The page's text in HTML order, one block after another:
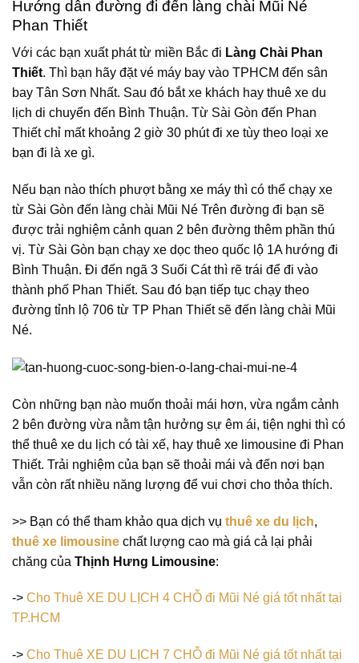
Hướng dẫn đường đi đến làng chài Mũi Né
Phan Thiết
Với các bạn xuất phát từ miền Bắc đi Làng Chài Phan
Thiết. Thì bạn hãy đặt vé máy bay vào TPHCM đến sân
bay Tân Sơn Nhất. Sau đó bắt xe khách hay thuê xe du
lịch di chuyển đến Bình Thuận. Từ Sài Gòn đến Phan
Thiết chỉ mất khoảng 2 giờ 30 phút đi xe tùy theo loại xe
bạn đi là xe gì.
Nếu bạn nào thích phượt bằng xe máy thì có thể chạy xe
từ Sài Gòn đến làng chài Mũi Né Trên đường đi bạn sẽ
được trải nghiệm cảnh quan 2 bên đường thêm phần thú
vị. Từ Sài Gòn bạn chạy xe dọc theo quốc lộ 1A hướng đi
Bình Thuận. Đi đến ngã 3 Suối Cát thì rẽ trái để đi vào
thành phố Phan Thiết. Sau đó bạn tiếp tục chạy theo
đường tỉnh lộ 706 từ TP Phan Thiết sẽ đến làng chài Mũi
Né.
Còn những bạn nào muốn thoải mái hơn, vừa ngắm cảnh
2 bên đường vừa nằm tận hưởng sự êm ái, tiện nghi thì có
thể thuê xe du lịch có tài xế, hay thuê xe limousine đi Phan
Thiết. Trải nghiệm của bạn sẽ thoải mái và đến nơi bạn
vẫn còn rất nhiều năng lượng để vui chơi cho thỏa thích.
>> Bạn có thể tham khảo qua dịch vụ thuê xe du lịch,
thuê xe limousine chất lượng cao mà giá cả lại phải
chăng của Thịnh Hưng Limousine:
-> Cho Thuê XE DU LỊCH 4 CHỖ đi Mũi Né giá tốt nhất tại
TP.HCM
-> Cho Thuê XE DU LỊCH 7 CHỖ đi Mũi Né giá tốt nhất tại